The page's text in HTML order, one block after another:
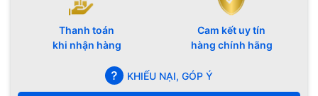
Thanh toán
khi nhận hàng
Cam kết uy tín
hàng chính hãng
KHIẾU NẠI, GÓP Ý